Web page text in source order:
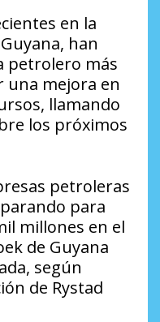
en la
han
petrolero más
una mejora en
llamando
los próximos
petroleras
para
millones en el
de Guyana
según
de Rystad